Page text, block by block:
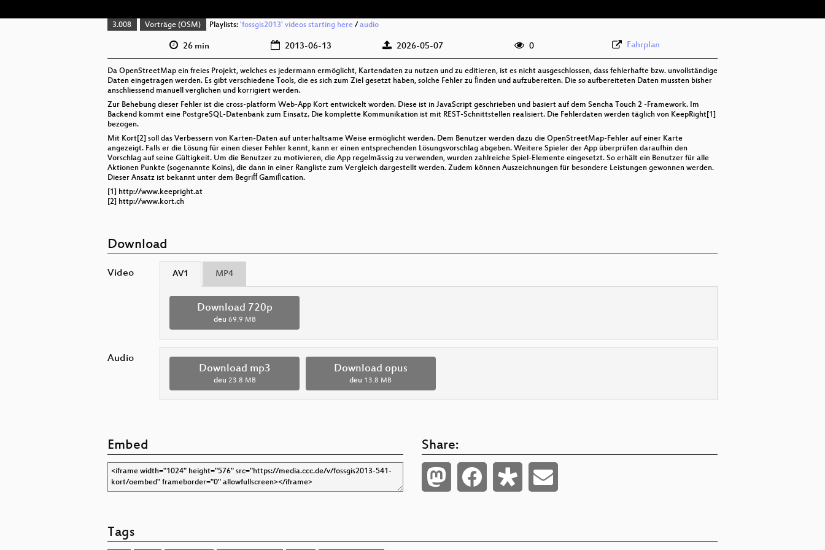
3.008 Vorträge (OSM) Playlists: 'fossgis2013' videos starting here/ audio
26 min 2013-06-13 2026-05-07 0 Fahrplan
Da OpenStreetMap ein freies Projekt, welches es jedermann ermöglicht, Kartendaten zu nutzen und zu editieren, ist es nicht ausgeschlossen, dass fehlerhafte bzw. unvollständige
Daten eingetragen werden. Es gibt verschiedene Tools, die es sich zum Ziel gesetzt haben, solche Fehler zu ﬁnden und aufzubereiten. Die so aufbereiteten Daten mussten bisher
anschliessend manuell verglichen und korrigiert werden.
Zur Behebung dieser Fehler ist die cross-platform Web-App Kort entwickelt worden. Diese ist in JavaScript geschrieben und basiert auf dem Sencha Touch 2 -Framework. Im
Backend kommt eine PostgreSQL-Datenbank zum Einsatz. Die komplette Kommunikation ist mit REST-Schnittstellen realisiert. Die Fehlerdaten werden täglich von KeepRight[1]
bezogen.
Mit Kort[2] soll das Verbessern von Karten-Daten auf unterhaltsame Weise ermöglicht werden. Dem Benutzer werden dazu die OpenStreetMap-Fehler auf einer Karte
angezeigt. Falls er die Lösung für einen dieser Fehler kennt, kann er einen entsprechenden Lösungsvorschlag abgeben. Weitere Spieler der App überprüfen daraufhin den
Vorschlag auf seine Gültigkeit. Um die Benutzer zu motivieren, die App regelmässig zu verwenden, wurden zahlreiche Spiel-Elemente eingesetzt. So erhält ein Benutzer für alle
Aktionen Punkte (sogenannte Koins), die dann in einer Rangliste zum Vergleich dargestellt werden. Zudem können Auszeichnungen für besondere Leistungen gewonnen werden.
Dieser Ansatz ist bekannt unter dem Begriﬀ Gamiﬁcation.
[1] http://www.keepright.at
[2] http://www.kort.ch
Download
Video AV1 MP4
Download 720p
deu 69.9 MB
Audio
Download mp3
deu 23.8 MB
Download opus
deu 13.8 MB
Embed Share:
Tags